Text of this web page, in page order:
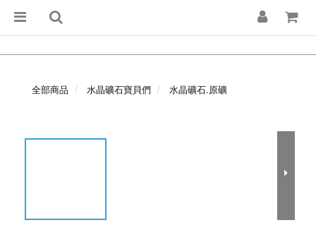
全部商品 水晶礦石寶貝們 水晶礦石.原礦